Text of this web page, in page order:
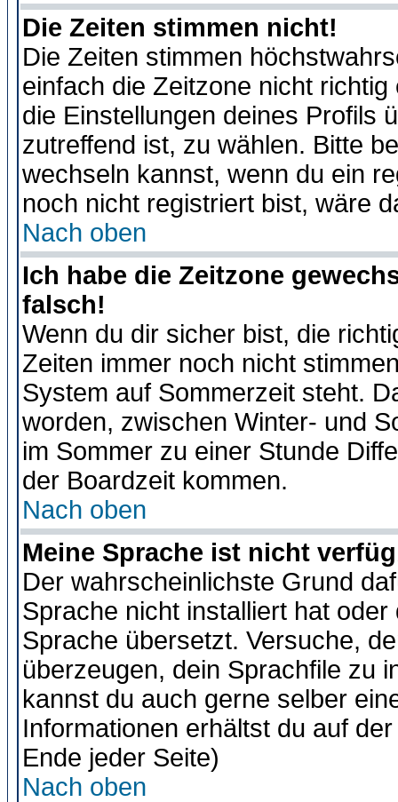
Die Zeiten stimmen nicht!
Die Zeiten stimmen
einfach die Zeitzone nicht
die Einstellungen deines Profils
zutreffend ist, zu wählen. Bitte
wechseln kannst, wenn du ein
noch nicht registriert bist, wäre
Nach oben
Ich habe die Zeitzone
falsch!
Wenn du dir sicher bist, die
Zeiten immer noch nicht
System auf Sommerzeit steht.
worden, zwischen Winter- und
im Sommer zu einer Stunde
der Boardzeit kommen.
Nach oben
Meine Sprache ist nicht
Der wahrscheinlichste Grund
Sprache nicht installiert hat
Sprache übersetzt. Versuche,
überzeugen, dein Sprachfile zu
kannst du auch gerne selber
Informationen erhältst du auf
Ende jeder Seite)
Nach oben